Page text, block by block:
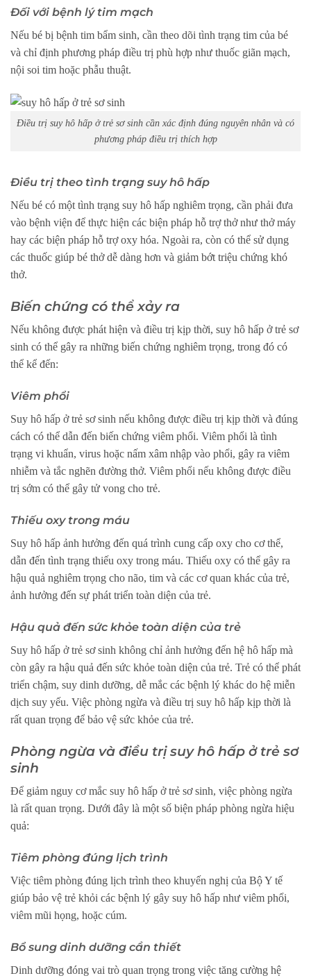
Đối với bệnh lý tim mạch
Nếu bé bị bệnh tim bẩm sinh, cần theo dõi tình trạng tim của bé
và chỉ định phương pháp điều trị phù hợp như thuốc giãn mạch,
nội soi tim hoặc phẫu thuật.
Điều trị suy hô hấp ở trẻ sơ sinh cần xác định đúng nguyên nhân và có
phương pháp điều trị thích hợp
Điều trị theo tình trạng suy hô hấp
Nếu bé có một tình trạng suy hô hấp nghiêm trọng, cần phải đưa
vào bệnh viện để thực hiện các biện pháp hỗ trợ thở như thở máy
hay các biện pháp hỗ trợ oxy hóa. Ngoài ra, còn có thể sử dụng
các thuốc giúp bé thở dễ dàng hơn và giảm bớt triệu chứng khó
thở.
Biến chứng có thể xảy ra
Nếu không được phát hiện và điều trị kịp thời, suy hô hấp ở trẻ sơ
sinh có thể gây ra những biến chứng nghiêm trọng, trong đó có
thể kể đến:
Viêm phổi
Suy hô hấp ở trẻ sơ sinh nếu không được điều trị kịp thời và đúng
cách có thể dẫn đến biến chứng viêm phổi. Viêm phổi là tình
trạng vi khuẩn, virus hoặc nấm xâm nhập vào phổi, gây ra viêm
nhiễm và tắc nghẽn đường thở. Viêm phổi nếu không được điều
trị sớm có thể gây tử vong cho trẻ.
Thiếu oxy trong máu
Suy hô hấp ảnh hưởng đến quá trình cung cấp oxy cho cơ thể,
dẫn đến tình trạng thiếu oxy trong máu. Thiếu oxy có thể gây ra
hậu quả nghiêm trọng cho não, tim và các cơ quan khác của trẻ,
ảnh hưởng đến sự phát triển toàn diện của trẻ.
Hậu quả đến sức khỏe toàn diện của trẻ
Suy hô hấp ở trẻ sơ sinh không chỉ ảnh hưởng đến hệ hô hấp mà
còn gây ra hậu quả đến sức khỏe toàn diện của trẻ. Trẻ có thể phát
triển chậm, suy dinh dưỡng, dễ mắc các bệnh lý khác do hệ miễn
dịch suy yếu. Việc phòng ngừa và điều trị suy hô hấp kịp thời là
rất quan trọng để bảo vệ sức khỏe của trẻ.
Phòng ngừa và điều trị suy hô hấp ở trẻ sơ
sinh
Để giảm nguy cơ mắc suy hô hấp ở trẻ sơ sinh, việc phòng ngừa
là rất quan trọng. Dưới đây là một số biện pháp phòng ngừa hiệu
quả:
Tiêm phòng đúng lịch trình
Việc tiêm phòng đúng lịch trình theo khuyến nghị của Bộ Y tế
giúp bảo vệ trẻ khỏi các bệnh lý gây suy hô hấp như viêm phổi,
viêm mũi họng, hoặc cúm.
Bổ sung dinh dưỡng cần thiết
Dinh dưỡng đóng vai trò quan trọng trong việc tăng cường hệ